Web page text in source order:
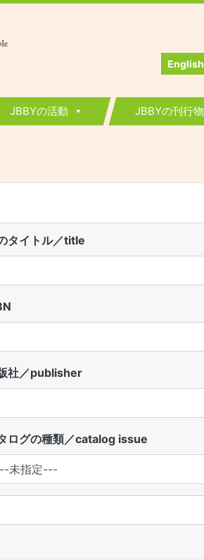
English
JBBYの活動 JBBYの刊行物
タイトル／title
社／publisher
ログの種類／catalog issue